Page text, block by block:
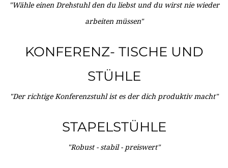
"Wähle einen Drehstuhl den du liebst und du wirst nie wieder
arbeiten müssen"
KONFERENZ- TISCHE UND
STÜHLE
"Der richtige Konferenzstuhl ist es der dich produktiv macht"
STAPELSTÜHLE
"Robust - stabil - preiswert"